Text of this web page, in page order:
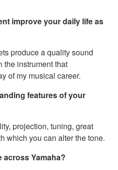
improve your daily life as
produce a quality sound
the instrument that
of my musical career.
features of your
projection, tuning, great
which you can alter the tone.
Yamaha?